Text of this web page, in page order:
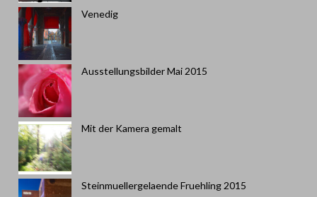
Venedig
Ausstellungsbilder Mai 2015
Mit der Kamera gemalt
Steinmuellergelaende Fruehling 2015